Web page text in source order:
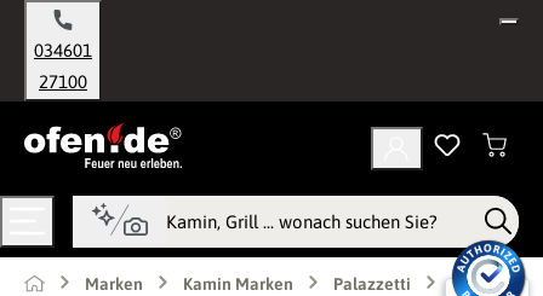
springen
034601
27100
Marken Kamin Marken
Palazzetti